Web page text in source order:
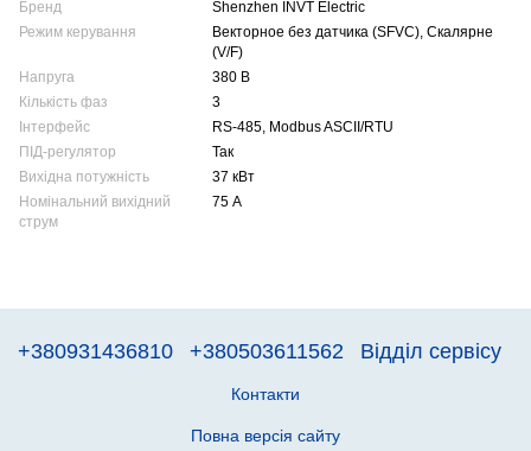
Бренд
Shenzhen INVT Electric
Режим керування
Векторное без датчика (SFVC), Скалярне
(V/F)
Напруга
380 В
Кількість фаз
3
Інтерфейс
RS-485, Modbus ASCII/RTU
ПІД-регулятор
Так
Вихідна потужність
37 кВт
Номінальний вихідний
струм
75 А
+380931436810 +380503611562 Відділ сервісу
Контакти
Повна версія сайту